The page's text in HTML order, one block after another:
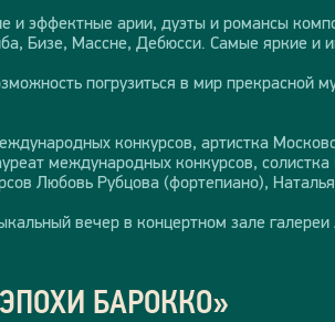
и эффектные арии, дуэты и романсы
Бизе, Массне, Дебюсси. Самые яркие и
погрузиться в мир
конкурсов, артистка
международных конкурсов,
Любовь Рубцова (фортепиано),
вечер в концертном зале
БАРОККО»